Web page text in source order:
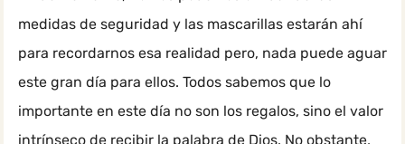
medidas de seguridad y las mascarillas estarán ahí
para recordarnos esa realidad pero, nada puede aguar
este gran día para ellos. Todos sabemos que lo
importante en este día no son los regalos, sino el valor
intrínseco de recibir la palabra de Dios. No obstante,